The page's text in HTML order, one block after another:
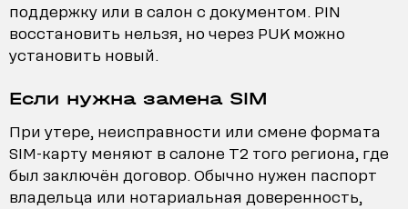
поддержку или в салон с документом. PIN
восстановить нельзя, но через PUK можно
установить новый.
Если нужна замена SIM
При утере, неисправности или смене формата
SIM-карту меняют в салоне T2 того региона, где
был заключён договор. Обычно нужен паспорт
владельца или нотариальная доверенность,